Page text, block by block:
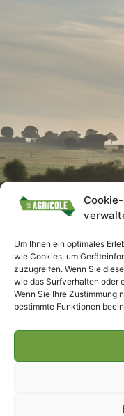
Um Ihnen ein optimales
wie Cookies, um
zuzugreifen. Wenn Sie
wie das Surfverhalten oder
Wenn Sie Ihre Zustimmung
bestimmte Funktionen
Villmools